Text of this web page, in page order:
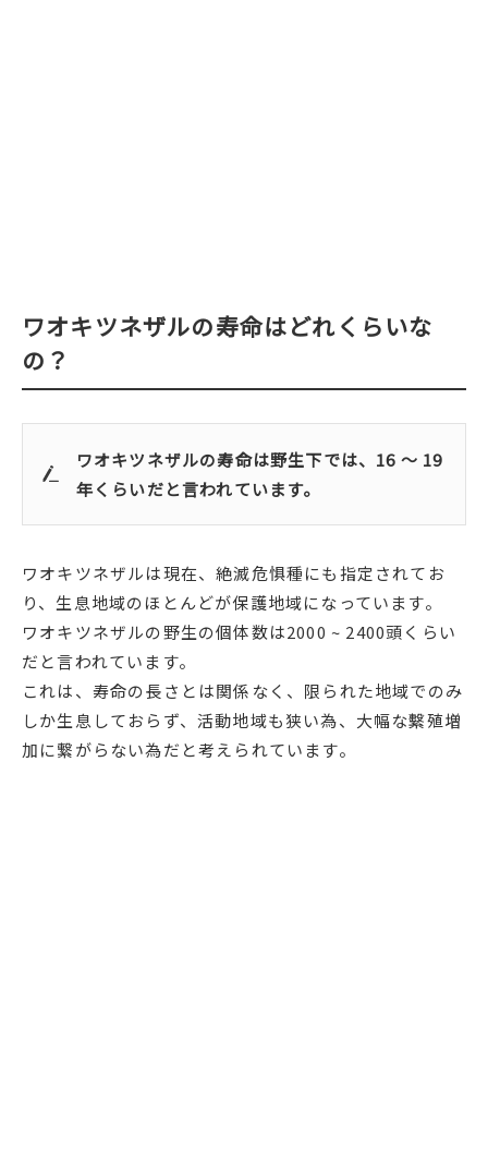
ワオキツネザルの寿命はどれくらいな
の？
ワオキツネザルの寿命は野生下では、16 ～ 19
年くらいだと言われています。
ワオキツネザルは現在、絶滅危惧種にも指定されてお
り、生息地域のほとんどが保護地域になっています。
ワオキツネザルの野生の個体数は2000 ~ 2400頭くらい
だと言われています。
これは、寿命の長さとは関係なく、限られた地域でのみ
しか生息しておらず、活動地域も狭い為、大幅な繫殖増
加に繋がらない為だと考えられています。